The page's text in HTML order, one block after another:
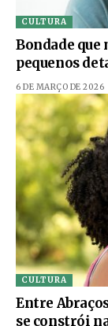
CULTURA
Bondade que
pequenos
6 DE MARÇO DE 2026
CULTURA
Entre
se constrói